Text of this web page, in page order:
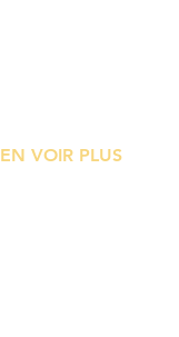
EN VOIR PLUS